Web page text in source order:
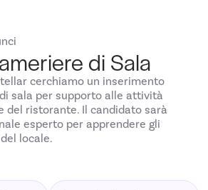
di Sala
cerchiamo un inserimento
sala per supporto alle attività
del ristorante. Il candidato sarà
esperto per apprendere gli
locale.